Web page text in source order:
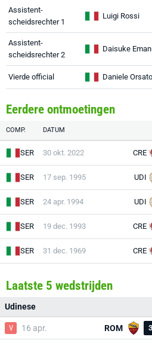
Assistent-
scheidsrechter 1
Luigi Rossi
Assistent-
scheidsrechter 2
Daisuke
Vierde official Daniele Orsato
Eerdere ontmoetingen
COMP. DATUM
SER 30 okt. 2022 CRE
SER 17 sep. 1995 UDI
SER 24 apr. 1994 UDI
SER 19 dec. 1993 CRE
SER 31 dec. 1969 CRE
Laatste 5 wedstrijden
Udinese
V 16 apr. ROM 3